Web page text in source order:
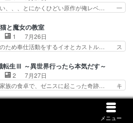
メニュー
あるかな？ミミ…
いたしましたみんなのア… 恋太郎ファミ
チでアイドルに挑戦！… ギャグギャグし
『アイドル伝説恋太郎ファミリ
「ア… 安木路佐ウル子役で出演いたしま
リ…
、、、とにかくひどい原作が俺レベ… 一
と言えば幼女！アイマスの市原… 遼河は
には人命も軽視するタイプの… 4つのス
う。広い墓を捜索中、遼河… 村正はそん
おどろしいエピソードあ… 気持ちよくし
ニメ制作を日本に奪… 予言で正体がバレ
騙し討ちは出来な… 村正の墓、アニメで
杯で怖いな。ア…
と魔女の教室
1
7月26日
のため奉仕活動をするイオとカストル… ス
ルの共通点は、魔法の制御が出… 椋鳥の
住民から迷惑がられてない？… キングコ
撃の巨人牡羊座のアルデ… スピカ・イ
トルという組み合わせ。… 有り余るパワ
出来ない誰かの為に力… スピカの放り込
雑になってきてるな… イキりカストルは
ったかあスピカな… 鏡の世界への突入と
転生Ⅲ ～異世界行ったら本気だす～
2
7月27日
族の食卓で、ゼニスに起こった奇跡… キ
の悪魔の囁きwクリフとエリナ… 悪魔の
てくださいwおい、1番重要… ゼニスも
てきてて良い方向に進んで… 第５話を
らララ